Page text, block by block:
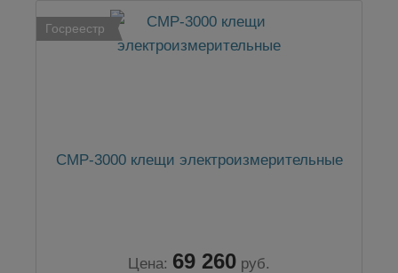
Госреестр
СМP-3000 клещи электроизмерительные
Цена: 69 260 руб.